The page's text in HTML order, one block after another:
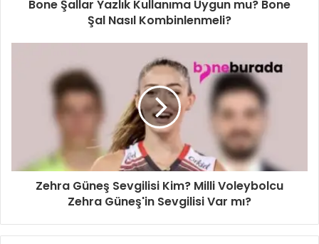
Bone Şallar Yazlık Kullanıma Uygun mu? Bone
Şal Nasıl Kombinlenmeli?
Zehra Güneş Sevgilisi Kim? Milli Voleybolcu
Zehra Güneş'in Sevgilisi Var mı?